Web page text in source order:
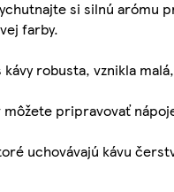
si silnú arómu
farby.
robusta, vznikla
môžete pripravovať
uchovávajú kávu